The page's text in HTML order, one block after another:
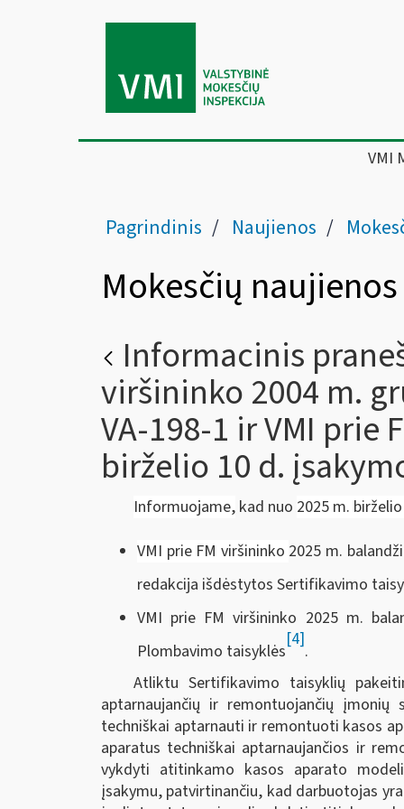
VMI
Pagrindinis Naujienos
Mokesčių naujienos
Informacinis
viršininko 2004 m.
VA-198-1 ir VMI prie
birželio 10 d.
Informuojame, kad nuo 2025 m.
VMI prie FM viršininko 2025 m.
redakcija išdėstytos Sertifikavimo
VMI prie FM viršininko 2025 m.
Plombavimo taisyklės
[4]
.
Atliktu Sertifikavimo taisyklių
aptarnaujančių ir remontuojančių
techniškai aptarnauti ir remontuoti kasos
aparatus techniškai aptarnaujančios ir
vykdyti atitinkamo kasos aparato
įsakymu, patvirtinančiu, kad darbuotojas